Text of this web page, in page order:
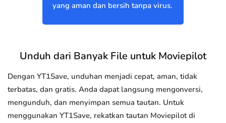
yang aman dan bersih tanpa virus.
Unduh dari Banyak File untuk Moviepilot
Dengan YT1Save, unduhan menjadi cepat, aman, tidak
terbatas, dan gratis. Anda dapat langsung mengonversi,
mengunduh, dan menyimpan semua tautan. Untuk
menggunakan YT1Save, rekatkan tautan Moviepilot di